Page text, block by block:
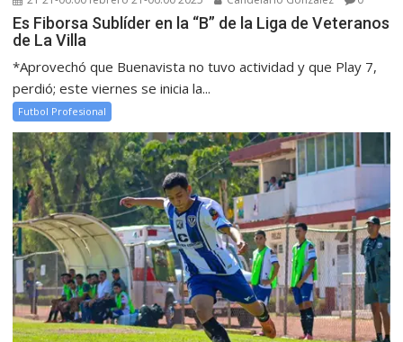
Es Fiborsa Sublíder en la “B” de la Liga de Veteranos
de La Villa
*Aprovechó que Buenavista no tuvo actividad y que Play 7,
perdió; este viernes se inicia la...
Futbol Profesional